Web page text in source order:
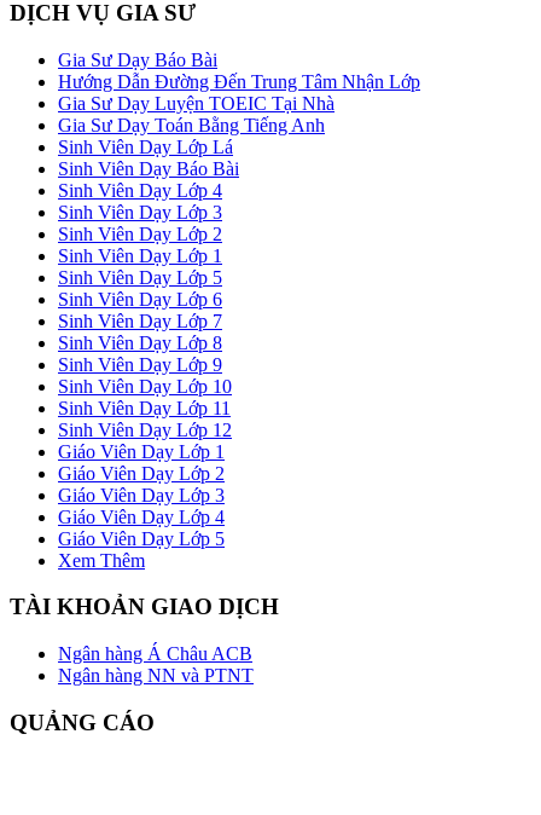
DỊCH VỤ GIA SƯ
Gia Sư Dạy Báo Bài
Hướng Dẫn Đường Đến Trung Tâm Nhận Lớp
Gia Sư Dạy Luyện TOEIC Tại Nhà
Gia Sư Dạy Toán Bằng Tiếng Anh
Sinh Viên Dạy Lớp Lá
Sinh Viên Dạy Báo Bài
Sinh Viên Dạy Lớp 4
Sinh Viên Dạy Lớp 3
Sinh Viên Dạy Lớp 2
Sinh Viên Dạy Lớp 1
Sinh Viên Dạy Lớp 5
Sinh Viên Dạy Lớp 6
Sinh Viên Dạy Lớp 7
Sinh Viên Dạy Lớp 8
Sinh Viên Dạy Lớp 9
Sinh Viên Dạy Lớp 10
Sinh Viên Dạy Lớp 11
Sinh Viên Dạy Lớp 12
Giáo Viên Dạy Lớp 1
Giáo Viên Dạy Lớp 2
Giáo Viên Dạy Lớp 3
Giáo Viên Dạy Lớp 4
Giáo Viên Dạy Lớp 5
Xem Thêm
TÀI KHOẢN GIAO DỊCH
Ngân hàng Á Châu ACB
Ngân hàng NN và PTNT
QUẢNG CÁO